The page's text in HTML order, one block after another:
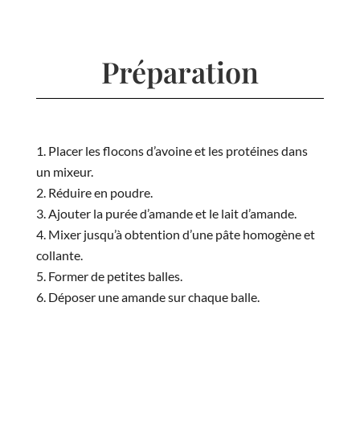
Préparation
Placer les flocons d’avoine et les protéines dans
un mixeur.
Réduire en poudre.
Ajouter la purée d’amande et le lait d’amande.
Mixer jusqu’à obtention d’une pâte homogène et
collante.
Former de petites balles.
Déposer une amande sur chaque balle.